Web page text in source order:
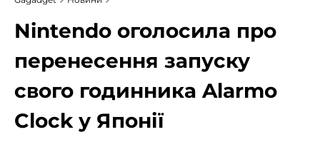
Nintendo оголосила про
перенесення запуску
свого годинника Alarmo
Clock у Японії